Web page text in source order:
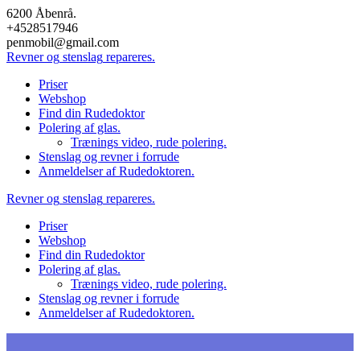
Skip
to
content
6200 Åbenrå.
+4528517946
penmobil@gmail.com
Revnerog stenslag repareres.
Priser
Webshop
Find din Rudedoktor
Polering af glas.
Trænings video, rude polering.
Stenslag og revner i forrude
Anmeldelser af Rudedoktoren.
Revnerog stenslag repareres.
Priser
Webshop
Find din Rudedoktor
Polering af glas.
Trænings video, rude polering.
Stenslag og revner i forrude
Anmeldelser af Rudedoktoren.